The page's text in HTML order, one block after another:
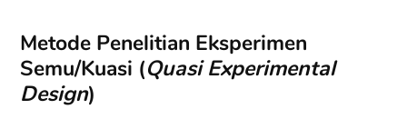
Metode Penelitian Eksperimen
Semu/Kuasi (Quasi Experimental
Design)